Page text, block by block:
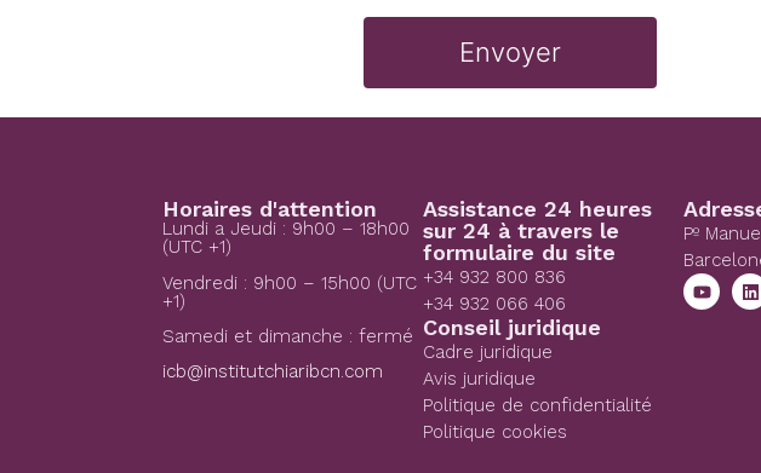
Horaires d'attention
Lundi a Jeudi : 9h00 – 18h00
(UTC +1)
Vendredi : 9h00 – 15h00 (UTC
+1)
Samedi et dimanche : fermé
icb@institutchiaribcn.com
Assistance 24 heures
sur 24 à travers le
formulaire du site
+34 932 800 836
+34 932 066 406
Conseil juridique
Cadre juridique
Avis juridique
Politique de confidentialité
Politique cookies
Pº